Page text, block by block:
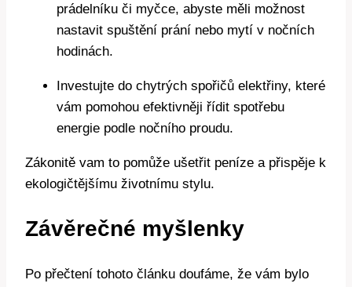
prádelníku či myčce, abyste měli možnost
nastavit spuštění prání nebo mytí v nočních
hodinách.
Investujte do chytrých spořičů elektřiny, které
vám pomohou efektivněji řídit spotřebu
energie podle nočního proudu.
Zákonitě vam to pomůže ušetřit peníze a přispěje k
ekologičtějšímu životnímu stylu.
Závěrečné myšlenky
Po přečtení tohoto článku doufáme, že vám bylo